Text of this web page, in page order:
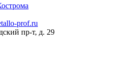
prof.ru
пр-т, д. 29